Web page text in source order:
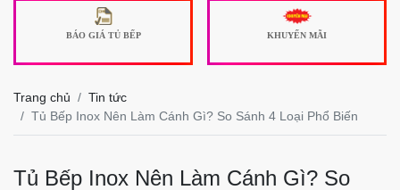
BÁO GIÁ TỦ BẾP KHUYẾN MÃI
Trang chủ
Tin tức
Tủ Bếp Inox Nên Làm Cánh Gì? So Sánh 4 Loại Phổ Biến
Tủ Bếp Inox Nên Làm Cánh Gì? So